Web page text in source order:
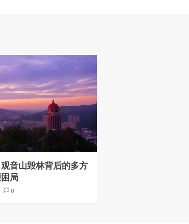
音山毁林背后的多方
局
0